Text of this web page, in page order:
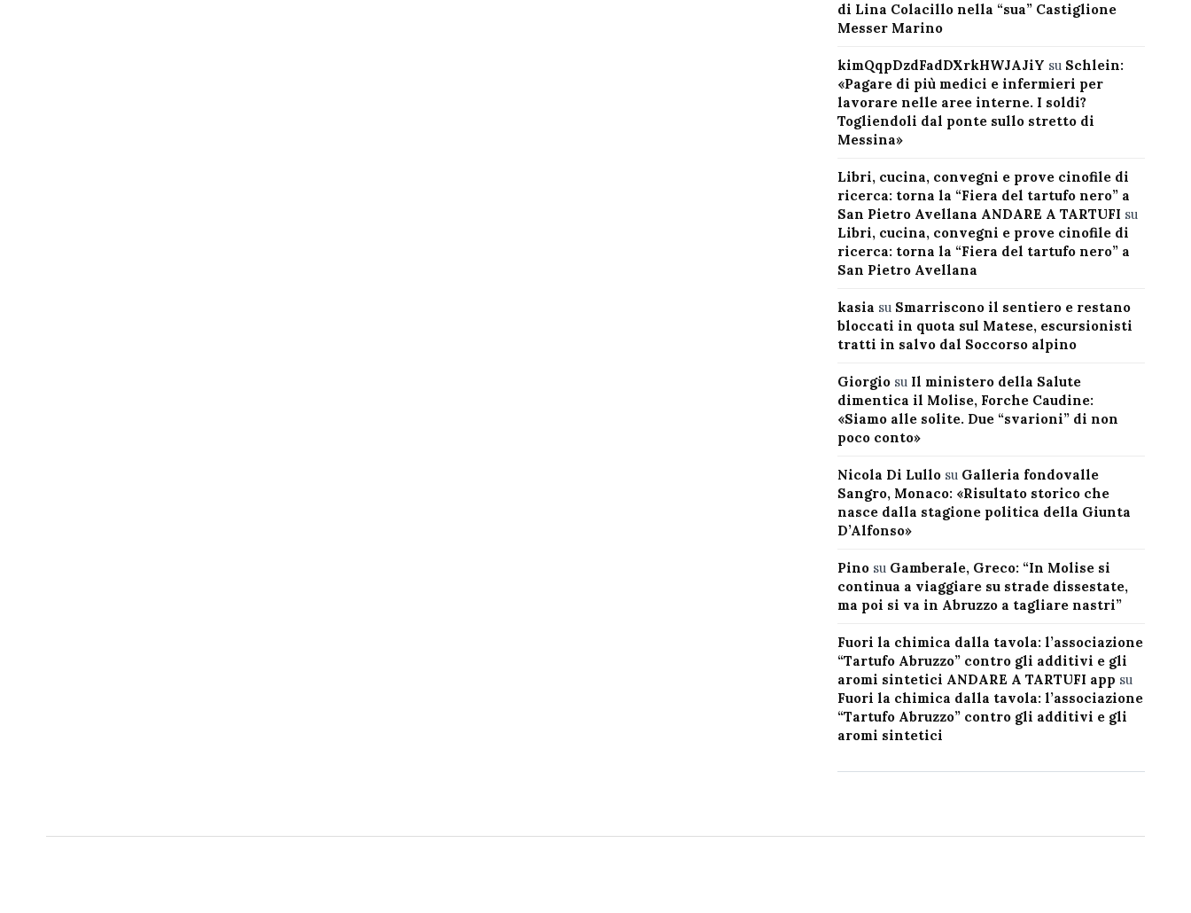
di Lina Colacillo nella “sua” Castiglione
Messer Marino
kimQqpDzdFadDXrkHWJAJiY su Schlein:
«Pagare di più medici e infermieri per
lavorare nelle aree interne. I soldi?
Togliendoli dal ponte sullo stretto di
Messina»
Libri, cucina, convegni e prove cinofile di
ricerca: torna la “Fiera del tartufo nero” a
San Pietro Avellana ANDARE A TARTUFI su
Libri, cucina, convegni e prove cinofile di
ricerca: torna la “Fiera del tartufo nero” a
San Pietro Avellana
kasia su Smarriscono il sentiero e restano
bloccati in quota sul Matese, escursionisti
tratti in salvo dal Soccorso alpino
Giorgiosu Il ministero della Salute
dimentica il Molise, Forche Caudine:
«Siamo alle solite. Due “svarioni” di non
poco conto»
Nicola Di Lullosu Galleria fondovalle
Sangro, Monaco: «Risultato storico che
nasce dalla stagione politica della Giunta
D’Alfonso»
Pinosu Gamberale, Greco: “In Molise si
continua a viaggiare su strade dissestate,
ma poi si va in Abruzzo a tagliare nastri”
Fuori la chimica dalla tavola: l’associazione
“Tartufo Abruzzo” contro gli additivi e gli
aromi sintetici ANDARE A TARTUFI app su
Fuori la chimica dalla tavola: l’associazione
“Tartufo Abruzzo” contro gli additivi e gli
aromi sintetici